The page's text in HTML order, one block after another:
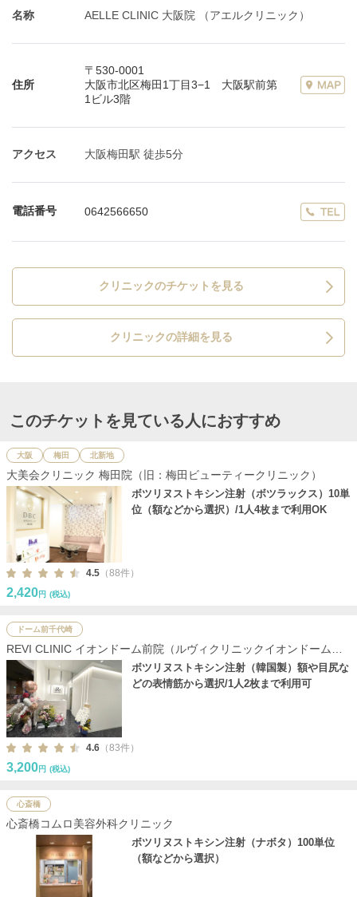
名称 AELLE CLINIC 大阪院 （アエルクリニック）
住所
〒530-0001
大阪市北区梅田1丁目3−1 大阪駅前第
1ビル3階
アクセス 大阪梅田駅 徒歩5分
電話番号 0642566650
クリニックのチケットを見る
クリニックの詳細を見る
このチケットを見ている人におすすめ
大阪 梅田 北新地
大美会クリニック 梅田院（旧：梅田ビューティークリニック）
ボツリヌストキシン注射（ボツラックス）10単
位（額などから選択）/1人4枚まで利用OK
4.5 （88件）
2,420円 (税込)
ドーム前千代崎
REVI CLINIC イオンドーム前院（ルヴィクリニックイオンドーム前
院）
ボツリヌストキシン注射（韓国製）額や目尻な
どの表情筋から選択/1人2枚まで利用可
4.6 （83件）
3,200円 (税込)
心斎橋
心斎橋コムロ美容外科クリニック
ボツリヌストキシン注射（ナボタ）100単位
（額などから選択）